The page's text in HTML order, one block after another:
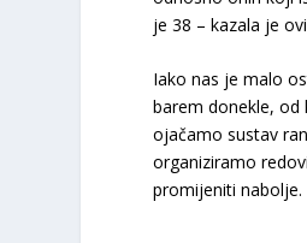
je 38 – kazala je
Iako nas je malo
barem donekle, od
ojačamo sustav
organiziramo
promijeniti nabolje.